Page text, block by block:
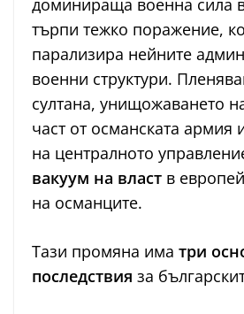
доминираща военна сила
търпи тежко поражение,
парализира нейните
военни структури.
султана, унищожаването
част от османската армия
на централното
вакуум на власт в
на османците.
Тази промяна има три
последствия за